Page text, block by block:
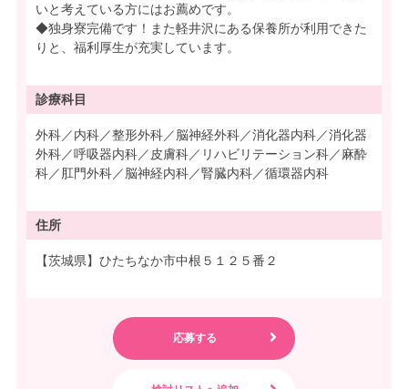
いと考えている方にはお薦めです。
◆独身寮完備です！また軽井沢にある保養所が利用できた
りと、福利厚生が充実しています。
診療科目
外科／内科／整形外科／脳神経外科／消化器内科／消化器
外科／呼吸器内科／皮膚科／リハビリテーション科／麻酔
科／肛門外科／脳神経内科／腎臓内科／循環器内科
住所
【茨城県】ひたちなか市中根５１２５番２